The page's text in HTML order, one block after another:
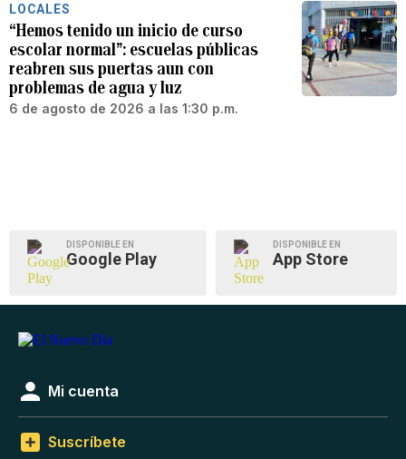
LOCALES
“Hemos tenido un inicio de curso
escolar normal”: escuelas públicas
reabren sus puertas aun con
problemas de agua y luz
6 de agosto de 2026 a las 1:30 p.m.
DISPONIBLE EN
Google Play
DISPONIBLE EN
App Store
Mi cuenta
Suscríbete